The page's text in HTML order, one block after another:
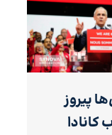
پیروز
کانادا